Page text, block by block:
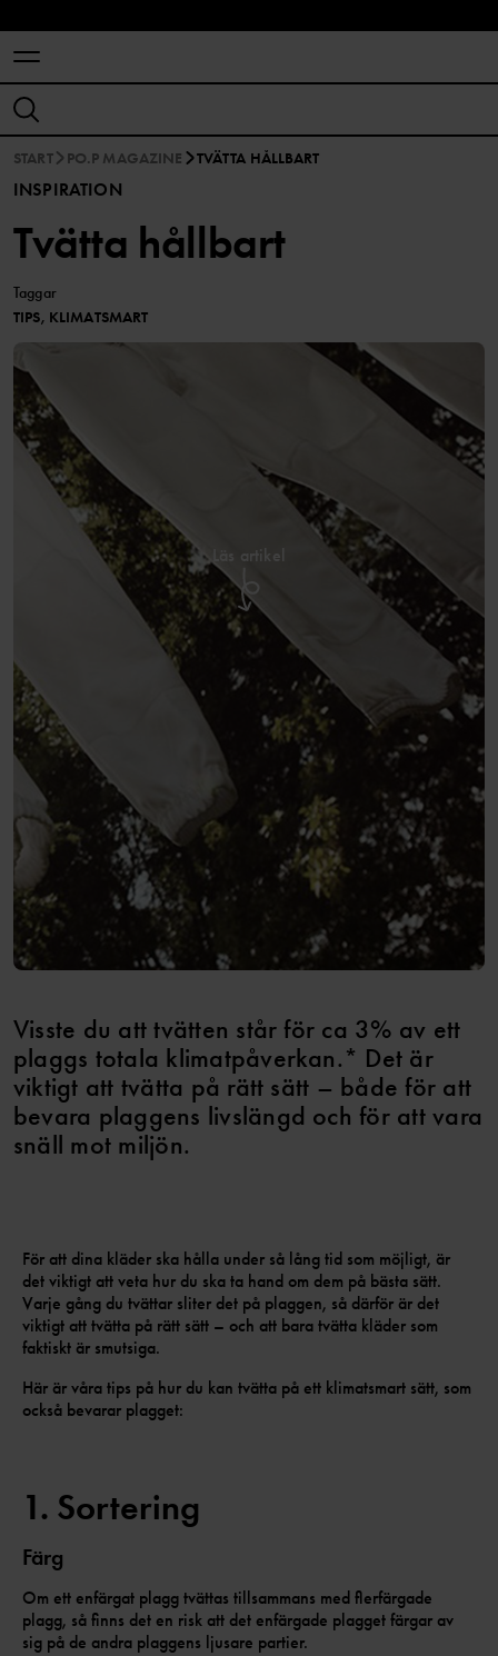
START PO.P MAGAZINE TVÄTTA HÅLLBART
INSPIRATION
Tvätta hållbart
Taggar
TIPS, KLIMATSMART
Läs artikel
Visste du att tvätten står för ca 3% av ett
plaggs totala klimatpåverkan.* Det är
viktigt att tvätta på rätt sätt – både för att
bevara plaggens livslängd och för att vara
snäll mot miljön.
För att dina kläder ska hålla under så lång tid som möjligt, är
det viktigt att veta hur du ska ta hand om dem på bästa sätt.
Varje gång du tvättar sliter det på plaggen, så därför är det
viktigt att tvätta på rätt sätt – och att bara tvätta kläder som
faktiskt är smutsiga.
Här är våra tips på hur du kan tvätta på ett klimatsmart sätt, som
också bevarar plagget:
1. Sortering
Färg
Om ett enfärgat plagg tvättas tillsammans med flerfärgade
plagg, så finns det en risk att det enfärgade plagget färgar av
sig på de andra plaggens ljusare partier.